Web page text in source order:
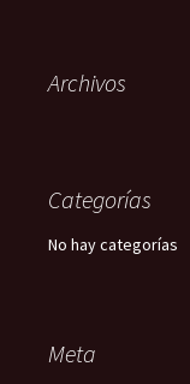
Archivos
Categorías
No hay categorías
Meta